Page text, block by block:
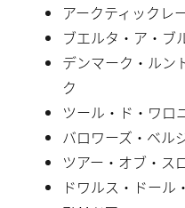
アークティックレ
ブエルタ・ア・ブ
デンマーク・ルン
ク
ツール・ド・ワロ
バロワーズ・ベル
ツアー・オブ・ス
ドワルス・ドール